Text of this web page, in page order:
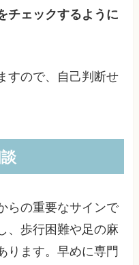
チェックするように
すので、自己判断せ
らの重要なサインで
、歩行困難や足の麻
ります。早めに専門